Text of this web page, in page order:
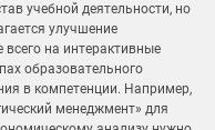
учебной деятельности, но
улучшение
на интерактивные
образовательного
в компетенции. Например,
менеджмент» для